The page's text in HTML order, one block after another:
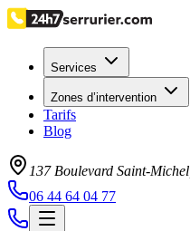
Services
Zones d’intervention
Tarifs
Blog
137 Boulevard Saint-Michel
06 44 64 04 77